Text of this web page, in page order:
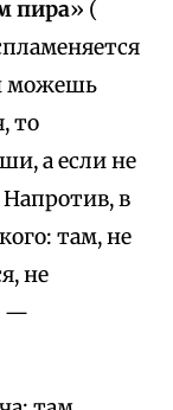
пира» (
можешь
то
а если не
в
там, не
не
—